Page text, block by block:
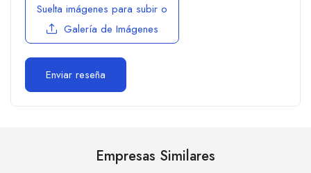
Suelta imágenes para subir o
Galería de Imágenes
Empresas Similares